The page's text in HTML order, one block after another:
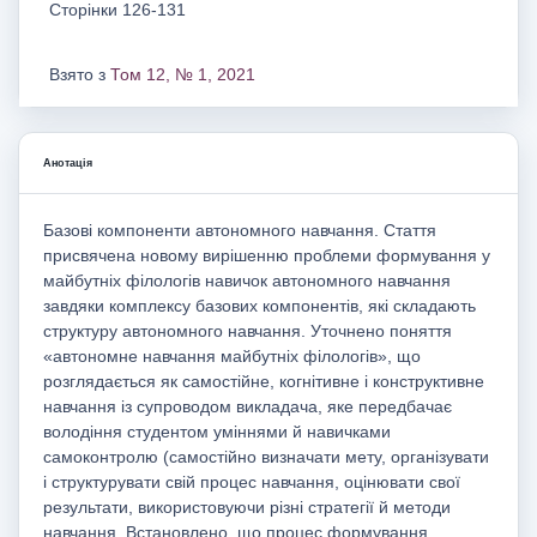
Сторінки 126-131
Взято з Том 12, № 1, 2021
Анотація
Базові компоненти автономного навчання. Стаття
присвячена новому вирішенню проблеми формування у
майбутніх філологів навичок автономного навчання
завдяки комплексу базових компонентів, які складають
структуру автономного навчання. Уточнено поняття
«автономне навчання майбутніх філологів», що
розглядається як самостійне, когнітивне і конструктивне
навчання із супроводом викладача, яке передбачає
володіння студентом уміннями й навичками
самоконтролю (самостійно визначати мету, організувати
і структурувати свій процес навчання, оцінювати свої
результати, використовуючи різні стратегії й методи
навчання. Встановлено, що процес формування